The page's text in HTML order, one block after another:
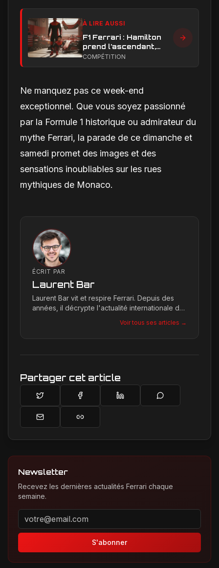
À LIRE AUSSI
F1 Ferrari : Hamilton
prend l’ascendant,
Leclerc sous pression
dans la hiérarchie
COMPÉTITION
Ne manquez pas ce week-end
exceptionnel. Que vous soyez passionné
par la Formule 1 historique ou admirateur du
mythe Ferrari, la parade de ce dimanche et
samedi promet des images et des
sensations inoubliables sur les rues
mythiques de Monaco.
ÉCRIT PAR
Laurent Bar
Laurent Bar vit et respire Ferrari. Depuis des
années, il décrypte l'actualité internationale du
Son site, Ferrari Passion, est le reflet de son
Maranello.
Voir tous ses articles →
Partager cet article
Newsletter
Recevez les dernières actualités Ferrari chaque
semaine.
Adresse email pour la newsletter
S'abonner